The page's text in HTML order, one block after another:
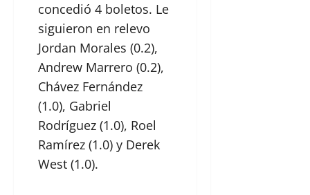
concedió 4 boletos. Le
siguieron en relevo
Jordan Morales (0.2),
Andrew Marrero (0.2),
Chávez Fernández
(1.0), Gabriel
Rodríguez (1.0), Roel
Ramírez (1.0) y Derek
West (1.0).